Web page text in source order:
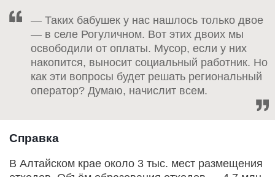
— Таких бабушек у нас нашлось только двое
— в селе Рогуличном. Вот этих двоих мы
освободили от оплаты. Мусор, если у них
накопится, выносит социальный работник. Но
как эти вопросы будет решать региональный
оператор? Думаю, начислит всем.
Справка
В Алтайском крае около 3 тыс. мест размещения